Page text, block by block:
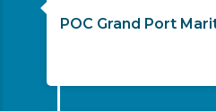
POC Grand Port